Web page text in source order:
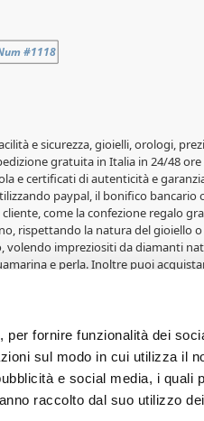
fornire funzionalità dei
sul modo in cui utilizza il
e social media, i quali
raccolto dal suo utilizzo
e sicurezza, gioielli, orologi,
gratuita in Italia in 24/48
certificati di autenticità e
paypal, il bonifico
come la confezione regalo
rispettando la natura del gioiello
impreziositi da diamanti
e perla. Inoltre puoi
in oro 18 carati con
occasione, Natale per uomo e
Iscrizione CCIA e P.IVA
prodotti sono di proprietà dei
i prezzi sono riservati agli ordini